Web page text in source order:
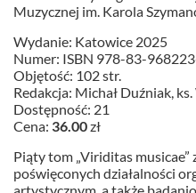
Muzycznej im. Karola
Wydanie: Katowice 2025
Numer: ISBN 978-83-
Objętość: 102 str.
Redakcja: Michał Duźniak,
Dostępność: 21
Cena: 36.00zł
Piąty tom „Viriditas musicae”
poświęconych działalności